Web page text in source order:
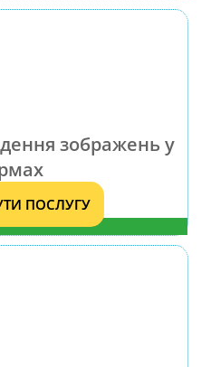
зображень у
ПОСЛУГУ